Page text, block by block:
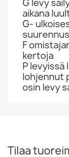
G levy
aikana
G-
F
kertoja
P levyissä
lohjennut
osin levy
Tilaa